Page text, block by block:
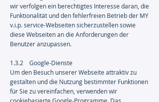
wir verfolgen ein berechtigtes Interesse daran, die
Funktionalität und den fehlerfreien Betrieb der MY
v.i.p. service-Webseiten sicherzustellen sowie
diese Webseiten an die Anforderungen der
Benutzer anzupassen.
1.3.2 Google-Dienste
Um den Besuch unserer Webseite attraktiv zu
gestalten und die Nutzung bestimmter Funktionen
für Sie zu vereinfachen, verwenden wir